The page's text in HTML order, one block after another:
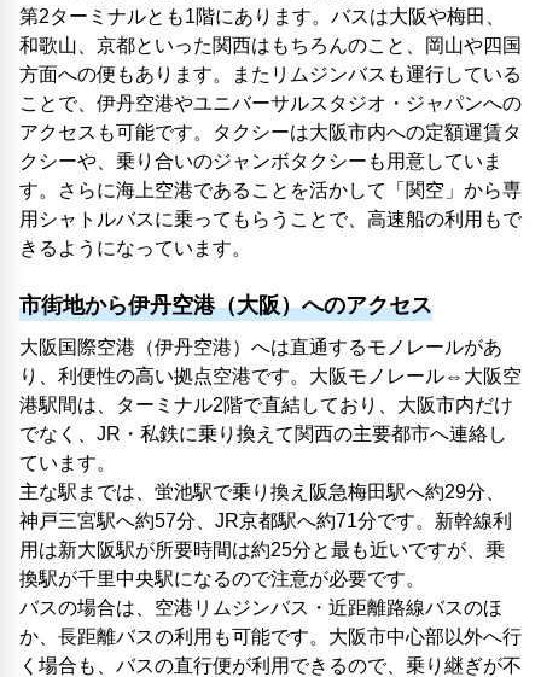
第2ターミナルとも1階にあります。バスは大阪や梅田、
和歌山、京都といった関西はもちろんのこと、岡山や四国
方面への便もあります。またリムジンバスも運行している
ことで、伊丹空港やユニバーサルスタジオ・ジャパンへの
アクセスも可能です。タクシーは大阪市内への定額運賃タ
クシーや、乗り合いのジャンボタクシーも用意していま
す。さらに海上空港であることを活かして「関空」から専
用シャトルバスに乗ってもらうことで、高速船の利用もで
きるようになっています。
市街地から伊丹空港（大阪）へのアクセス
大阪国際空港（伊丹空港）へは直通するモノレールがあ
り、利便性の高い拠点空港です。大阪モノレール⇔大阪空
港駅間は、ターミナル2階で直結しており、大阪市内だけ
でなく、JR・私鉄に乗り換えて関西の主要都市へ連絡し
ています。
主な駅までは、蛍池駅で乗り換え阪急梅田駅へ約29分、
神戸三宮駅へ約57分、JR京都駅へ約71分です。新幹線利
用は新大阪駅が所要時間は約25分と最も近いですが、乗
換駅が千里中央駅になるので注意が必要です。
バスの場合は、空港リムジンバス・近距離路線バスのほ
か、長距離バスの利用も可能です。大阪市中心部以外へ行
く場合も、バスの直行便が利用できるので、乗り継ぎが不